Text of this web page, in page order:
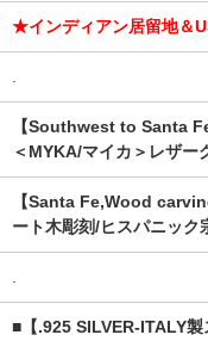
★インディアン居留地＆
.
【Southwest to Santa
＜MYKA/マイカ＞レザー
【Santa Fe,Wood
ート木彫刻/ヒスパニック
.
■【.925 SILVER-ITALY